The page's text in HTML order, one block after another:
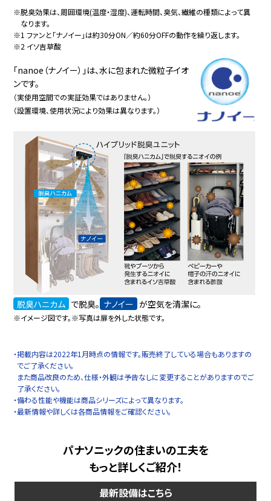
※脱臭効果は、周囲環境(温度・湿度)、運転時間、臭気、繊維の種類によって異
なります。
※1 ファンと「ナノイー」は約30分ON／約60分OFFの動作を繰り返します。
※2 イソ吉草酸
「nanoe（ナノイー）」は、水に包まれた微粒子イオ
ンです。
（実使用空間での実証効果ではありません。）
（設置環境、使用状況により効果は異なります。）
脱臭ハニカム で脱臭。 ナノイー が空気を清潔に。
※イメージ図です。※写真は扉を外した状態です。
・掲載内容は2022年1月時点の情報です。販売終了している場合もありますの
でご了承ください。
また商品改良のため、仕様・外観は予告なしに変更することがありますのでご
了承ください。
・備わる性能や機能は商品シリーズによって異なります。
・最新情報や詳しくは各商品情報をご確認ください。
パナソニックの住まいの工夫を
もっと詳しくご紹介！
最新設備はこちら